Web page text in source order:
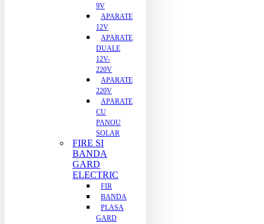
9V
APARATE
12V
APARATE
DUALE
12V-
220V
APARATE
220V
APARATE
CU
PANOU
SOLAR
FIRE SI
BANDA
GARD
ELECTRIC
FIR
BANDA
PLASA
GARD